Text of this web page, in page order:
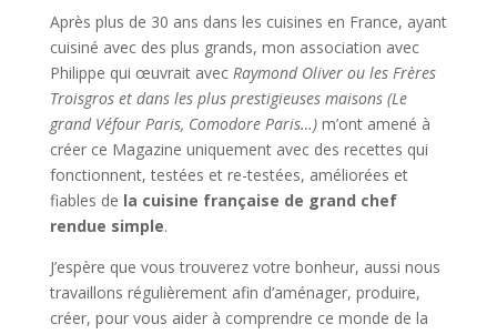
Après plus de 30 ans dans les cuisines en France, ayant
cuisiné avec des plus grands, mon association avec
Philippe qui œuvrait avec Raymond Oliver ou les Frères
Troisgros et dans les plus prestigieuses maisons (Le
grand Véfour Paris, Comodore Paris…)m’ont amené à
créer ce Magazine uniquement avec des recettes qui
fonctionnent, testées et re-testées, améliorées et
fiables de la cuisine française de grand chef
rendue simple.
J’espère que vous trouverez votre bonheur, aussi nous
travaillons régulièrement afin d’aménager, produire,
créer, pour vous aider à comprendre ce monde de la